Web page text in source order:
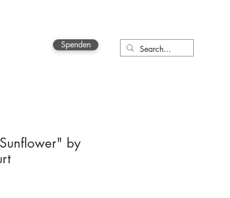
Spenden
by